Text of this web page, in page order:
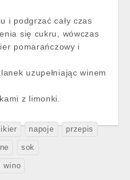
i podgrzać cały czas
się cukru, wówczas
pomarańczowy i
uzupełniając winem
z limonki.
likier napoje przepis
sok
wino